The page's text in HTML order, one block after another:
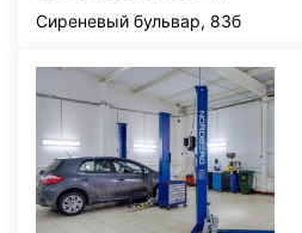
Сиреневый бульвар, 83б